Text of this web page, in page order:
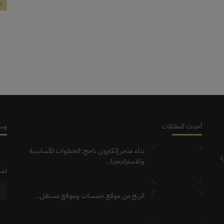
أحدث المقالات
بناء متجر إلكتروني ناجح: الخطوات الأساسية
والاستراتيجيا...
الربح من موقع خمسات وموقع مستقل...